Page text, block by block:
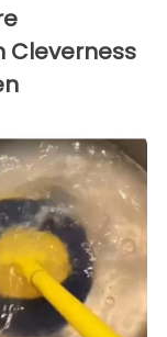
Cleverness